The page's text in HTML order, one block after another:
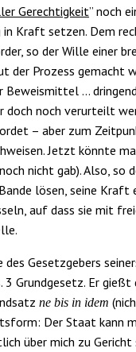
Gerechtigkeit” noch
in Kraft setzen. Dem
so der Wille einer
der Prozess gemacht
Beweismittel …
doch noch verurteilt
– aber zum
Jetzt könnte
nicht gab). Also, so
lösen, seine Kraft
auf dass sie mit
Gesetzgebers
3 Grundgesetz. Er gießt
ne bis in idem
Der Staat kann
über mich zu